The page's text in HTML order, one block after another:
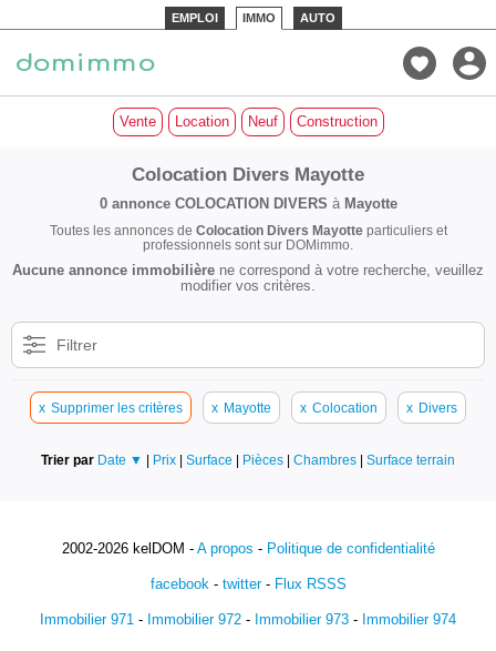
EMPLOI IMMO AUTO
Vente Location Neuf Construction
Colocation Divers Mayotte
0 annonce COLOCATION DIVERS à Mayotte
Toutes les annonces de Colocation Divers Mayotteparticuliers et
professionnels sont sur DOMimmo.
Aucune annonce immobilière ne correspond à votre recherche, veuillez
modifier vos critères.
Filtrer
x Supprimer les critères x Mayotte x Colocation x Divers
Trier par Date ▼ | Prix | Surface | Pièces | Chambres | Surface terrain
2002-2026 kelDOM - A propos - Politique de confidentialité
facebook- twitter- Flux RSSS
Immobilier 971 - Immobilier 972 - Immobilier 973 - Immobilier 974